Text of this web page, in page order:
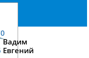
Вадим
Евгений